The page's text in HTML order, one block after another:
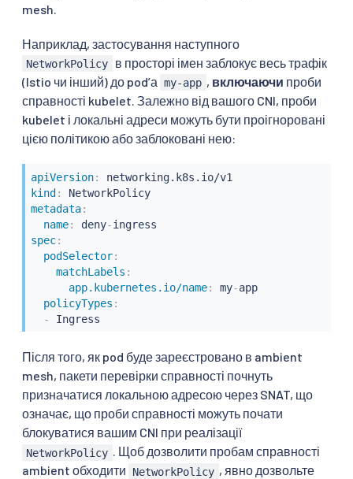
mesh.
Наприклад, застосування наступного
NetworkPolicy
в просторі імен заблокує весь трафік
(Istio чи інший) до podʼа my-app , включаючи проби
справності kubelet. Залежно від вашого CNI, проби
kubelet і локальні адреси можуть бути проігноровані
цією політикою або заблоковані нею:
apiVersion:
kind:
NetworkPolicy
metadata:
name: deny-
spec:
podSelector:
matchLabels :
app.kubernetes.io/name: my-app
policyTypes :
-
Ingress
Після того, як pod буде зареєстровано в ambient
mesh, пакети перевірки справності почнуть
призначатися локальною адресою через SNAT, що
означає, що проби справності можуть почати
блокуватися вашим CNI при реалізації
NetworkPolicy . Щоб дозволити пробам справності
ambient обходити
NetworkPolicy , явно дозвольте